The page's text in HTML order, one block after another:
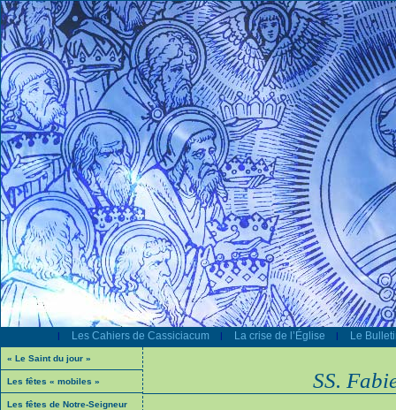
| Les Cahiers de Cassiciacum | La crise de l’Église | Le
« Le Saint du jour »
Les fêtes « mobiles »
Les fêtes de Notre-Seigneur
SS.